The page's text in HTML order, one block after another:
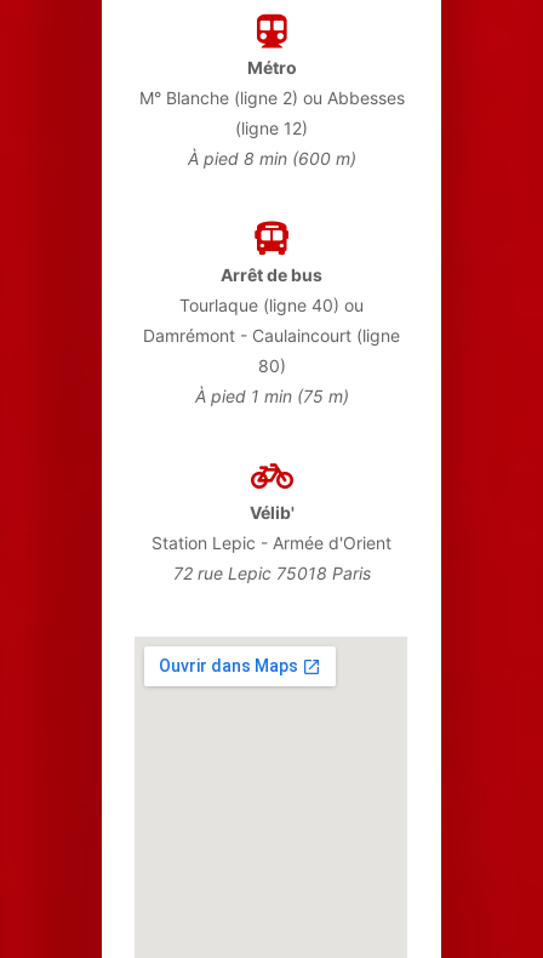
Métro
M° Blanche (ligne 2) ou Abbesses
(ligne 12)
À pied 8 min (600 m)
Arrêt de bus
Tourlaque (ligne 40) ou
Damrémont - Caulaincourt (ligne
80)
À pied 1 min (75 m)
Vélib'
Station Lepic - Armée d'Orient
72 rue Lepic 75018 Paris